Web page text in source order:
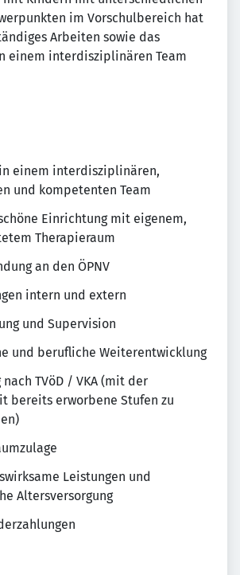
im Vorschulbereich hat
Arbeiten sowie das
einem interdisziplinären Team
einem interdisziplinären,
und kompetenten Team
Einrichtung mit eigenem,
Therapieraum
an den ÖPNV
intern und extern
und Supervision
und berufliche Weiterentwicklung
nach TVöD / VKA (mit der
bereits erworbene Stufen zu
Leistungen und
Altersversorgung